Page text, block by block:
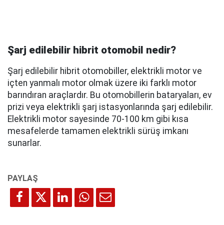
Şarj edilebilir hibrit otomobil nedir?
Şarj edilebilir hibrit otomobiller, elektrikli motor ve
içten yanmalı motor olmak üzere iki farklı motor
barındıran araçlardır. Bu otomobillerin bataryaları, ev
prizi veya elektrikli şarj istasyonlarında şarj edilebilir.
Elektrikli motor sayesinde 70-100 km gibi kısa
mesafelerde tamamen elektrikli sürüş imkanı
sunarlar.